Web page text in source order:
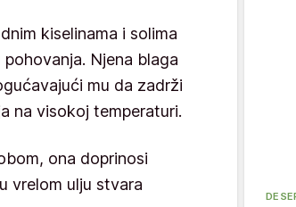
kiselinama i solima
Njena blaga
mu da zadrži
na visokoj temperaturi.
ona doprinosi
vrelom ulju stvara